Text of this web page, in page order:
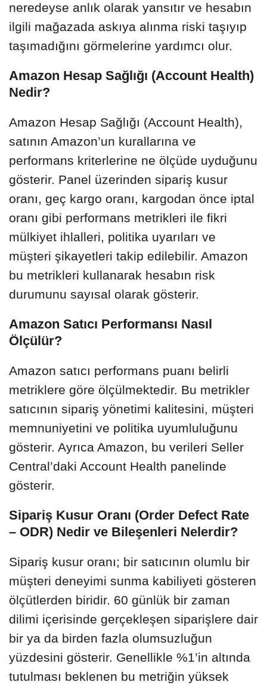
neredeyse anlık olarak yansıtır ve hesabın
ilgili mağazada askıya alınma riski taşıyıp
taşımadığını görmelerine yardımcı olur.
Amazon Hesap Sağlığı (Account Health)
Nedir?
Amazon Hesap Sağlığı (Account Health),
satının Amazon’un kurallarına ve
performans kriterlerine ne ölçüde uyduğunu
gösterir. Panel üzerinden sipariş kusur
oranı, geç kargo oranı, kargodan önce iptal
oranı gibi performans metrikleri ile fikri
mülkiyet ihlalleri, politika uyarıları ve
müşteri şikayetleri takip edilebilir. Amazon
bu metrikleri kullanarak hesabın risk
durumunu sayısal olarak gösterir.
Amazon Satıcı Performansı Nasıl
Ölçülür?
Amazon satıcı performans puanı belirli
metriklere göre ölçülmektedir. Bu metrikler
satıcının sipariş yönetimi kalitesini, müşteri
memnuniyetini ve politika uyumluluğunu
gösterir. Ayrıca Amazon, bu verileri Seller
Central’daki Account Health panelinde
gösterir.
Sipariş Kusur Oranı (Order Defect Rate
– ODR) Nedir ve Bileşenleri Nelerdir?
Sipariş kusur oranı; bir satıcının olumlu bir
müşteri deneyimi sunma kabiliyeti gösteren
ölçütlerden biridir. 60 günlük bir zaman
dilimi içerisinde gerçekleşen siparişlere dair
bir ya da birden fazla olumsuzluğun
yüzdesini gösterir. Genellikle %1’in altında
tutulması beklenen bu metriğin yüksek